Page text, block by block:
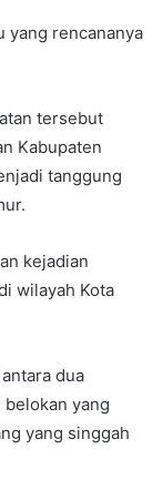
yang rencananya
tersebut
Kabupaten
tanggung
kejadian
wilayah Kota
dua
belokan yang
yang singgah